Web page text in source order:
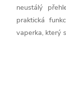
neustálý
praktická
vaperka, který